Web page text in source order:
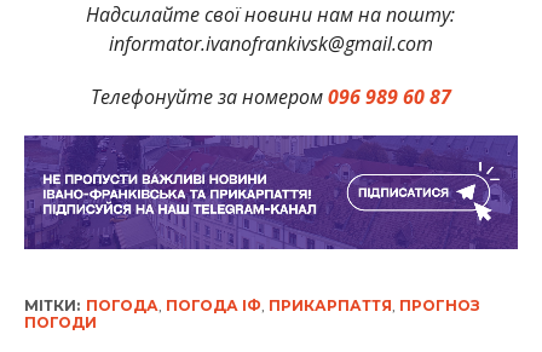
Надсилайте свої новини нам на пошту:
informator.ivanofrankivsk@gmail.com
Телефонуйте за номером096 989 60 87
МІТКИ: ПОГОДА, ПОГОДА ІФ, ПРИКАРПАТТЯ, ПРОГНОЗ
ПОГОДИ